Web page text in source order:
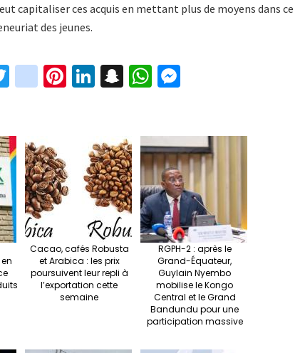
capitaliser ces acquis en mettant plus de moyens dans ce
des jeunes.
T
wi
er
in
st
ra
m
Pi
nt
Li
n
dI
n
S
n
pc
h
at
W
h
sA
p
p
n
ge
r
Cacao, cafés Robusta
et Arabica : les prix
poursuivent leur repli à
l’exportation cette
semaine
RGPH-2 : après le
Grand-Équateur,
Guylain Nyembo
mobilise le Kongo
Central et le Grand
Bandundu pour une
participation massive